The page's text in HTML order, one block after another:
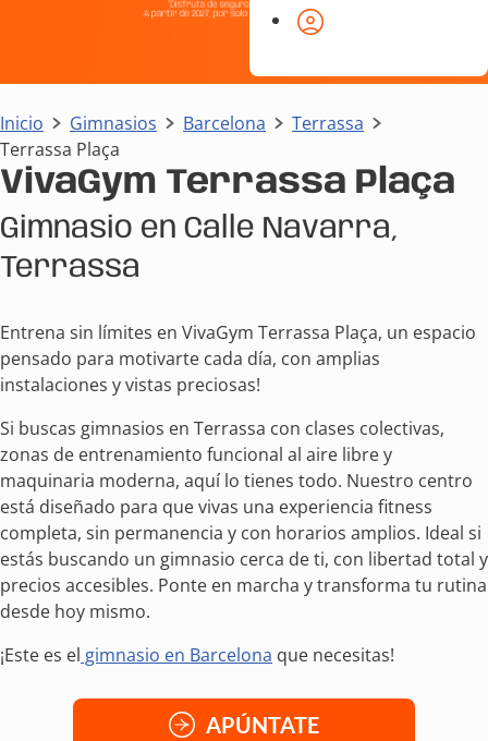
Inicio Gimnasios Barcelona
Terrassa
Terrassa Plaça
VivaGym Terrassa Plaça
Gimnasio en Calle Navarra,
Terrassa
Entrena sin límites en VivaGym Terrassa Plaça, un espacio
pensado para motivarte cada día, con amplias
instalaciones y vistas preciosas!
Si buscas gimnasios en Terrassa con clases colectivas,
zonas de entrenamiento funcional al aire libre y
maquinaria moderna, aquí lo tienes todo. Nuestro centro
está diseñado para que vivas una experiencia fitness
completa, sin permanencia y con horarios amplios. Ideal si
estás buscando un gimnasio cerca de ti, con libertad total y
precios accesibles. Ponte en marcha y transforma tu rutina
desde hoy mismo.
¡Este es el gimnasio en Barcelona que necesitas!
APÚNTATE